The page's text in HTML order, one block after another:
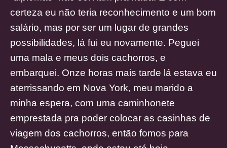
certeza eu não teria reconhecimento e um bom
salário, mas por ser um lugar de grandes
possibilidades, lá fui eu novamente. Peguei
uma mala e meus dois cachorros, e
embarquei. Onze horas mais tarde lá estava eu
aterrissando em Nova York, meu marido a
minha espera, com uma caminhonete
emprestada pra poder colocar as casinhas de
viagem dos cachorros, então fomos para